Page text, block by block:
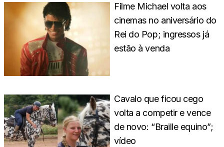
Filme Michael volta aos
cinemas no aniversário do
Rei do Pop; ingressos já
estão à venda
Cavalo que ficou cego
volta a competir e vence
de novo: “Braille equino”;
vídeo